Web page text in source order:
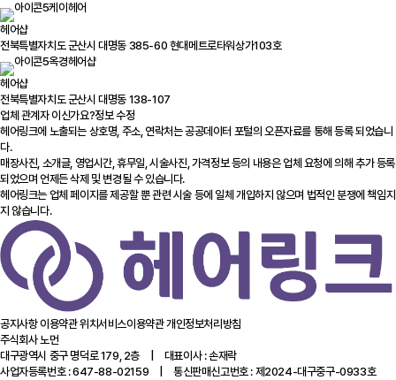
케이헤어
헤어샵
전북특별자치도 군산시 대명동 385-60 현대메트로타워상가103호
옥경헤어샵
헤어샵
전북특별자치도 군산시 대명동 138-107
업체 관계자 이신가요?정보 수정
헤어링크에 노출되는 상호명, 주소, 연락처는 공공데이터 포털의 오픈자료를 통해 등록 되었습니
다.
매장사진, 소개글, 영업시간, 휴무일, 시술사진, 가격정보 등의 내용은 업체 요청에 의해 추가 등록
되었으며 언제든 삭제 및 변경될 수 있습니다.
헤어링크는 업체 페이지를 제공할 뿐 관련 시술 등에 일체 개입하지 않으며 법적인 분쟁에 책임지
지 않습니다.
공지사항이용약관위치서비스이용약관개인정보처리방침
주식회사 노먼
대구광역시 중구 명덕로 179, 2층 | 대표이사 : 손재락
사업자등록번호 : 647-88-02159 | 통신판매신고번호 : 제2024-대구중구-0933호